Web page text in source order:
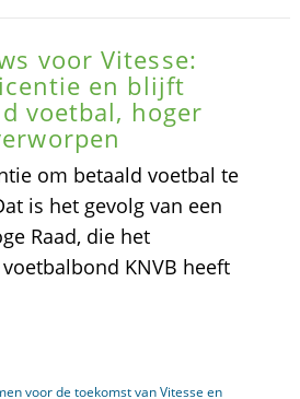
voor Vitesse:
en blijft
voetbal, hoger
om betaald voetbal te
is het gevolg van een
Raad, die het
KNVB heeft
voor de toekomst van Vitesse en